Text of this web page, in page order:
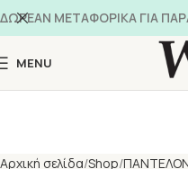
MENU
Αρχική σελίδα Shop
ΔΩΡΕΑΝ ΜΕΤΑΦΟΡΙΚΑ ΓΙΑ